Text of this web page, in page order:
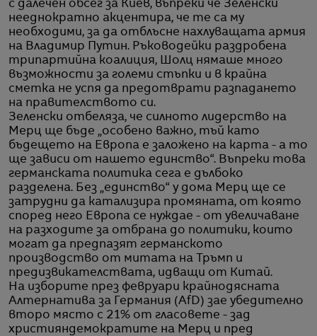
с далечен обсег за Киев, въпреки че Зеленски
нееднократно акцентира, че те са му
необходими, за да отблъсне нахлуващата армия
на Владимир Путин. Ръководейки раздробена
трипартийна коалиция, Шолц нямаше много
възможности за големи стъпки и в крайна
сметка не успя да предотврати разпадането
на правителството си.
Зеленски отбеляза, че силното лидерство на
Мерц ще бъде „особено важно, тъй като
бъдещето на Европа е заложено на карта - а то
ще зависи от нашето единство“. Въпреки това
германската политика сега е дълбоко
разделена. Без „единство“ у дома Мерц ще се
затрудни да катализира промяната, от която
според него Европа се нуждае - от увеличаване
на разходите за отбрана до политики, които
могат да предпазят германското
производство от митата на Тръмп и
предизвикателствата, идващи от Китай.
На изборите през февруари крайнодясната
Алтернатива за Германия (AfD) зае убедително
второ място с 21% от гласовете - зад
християндемократите на Мерц и пред